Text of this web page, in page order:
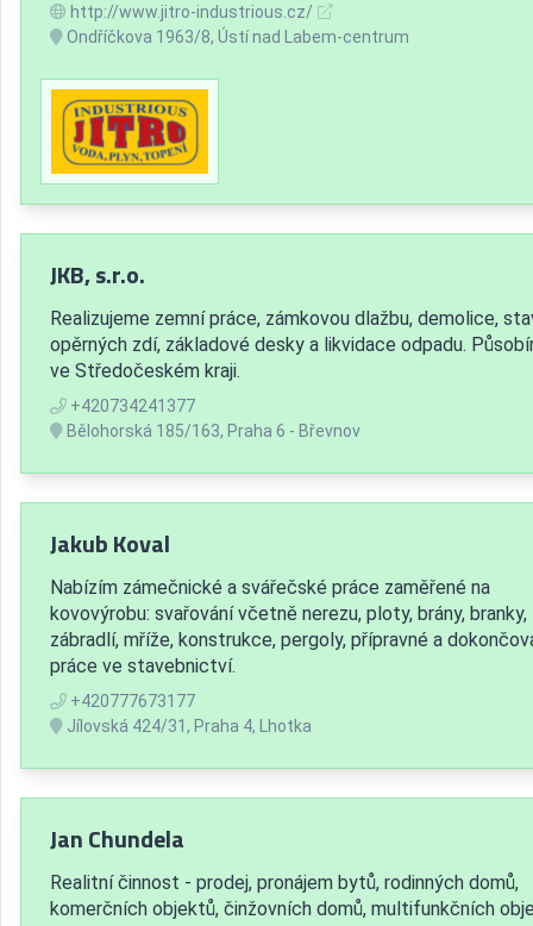
http://www.jitro-industrious.cz/
Ondříčkova 1963/8, Ústí nad Labem-centrum
JKB, s.r.o.
Realizujeme zemní práce, zámkovou dlažbu, demolice,
opěrných zdí, základové desky a likvidace odpadu.
ve Středočeském kraji.
+420734241377
Bělohorská 185/163, Praha 6 - Břevnov
Jakub Koval
Nabízím zámečnické a svářečské práce zaměřené na
kovovýrobu: svařování včetně nerezu, ploty, brány, branky,
zábradlí, mříže, konstrukce, pergoly, přípravné a
práce ve stavebnictví.
+420777673177
Jílovská 424/31, Praha 4, Lhotka
Jan Chundela
Realitní činnost - prodej, pronájem bytů, rodinných domů,
komerčních objektů, činžovních domů, multifunkčních